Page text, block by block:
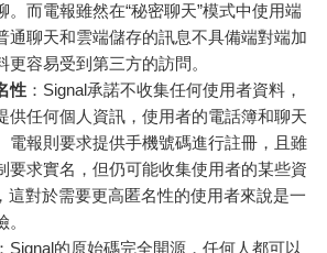
。而電報雖然在“秘密聊天”模式中使用端
通聊天和雲端儲存的訊息不具備端對端加
更容易受到第三方的訪問。
性 ：Signal承諾不收集任何使用者資料，
供任何個人資訊，使用者的電話簿和聊天
電報則要求提供手機號碼進行註冊，且雖
要求實名，但仍可能收集使用者的某些資
這對於需要更高匿名性的使用者來說是一
：Signal的原始碼完全開源，任何人都可以